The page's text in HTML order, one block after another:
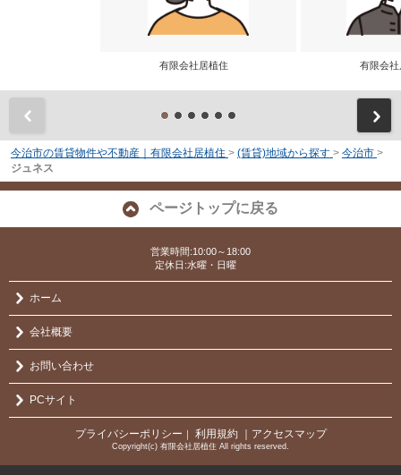
有限会社居植住 有限会
今治市の賃貸物件や不動産｜有限会社居植住 > (賃貸)地域から探す > 今治市 >
ジュネス
ページトップに戻る
営業時間:10:00～18:00
定休日:水曜・日曜
ホーム
会社概要
お問い合わせ
PCサイト
プライバシーポリシー 利用規約 ｜アクセスマップ
Copyright(c) 有限会社居植住 All rights reserved.